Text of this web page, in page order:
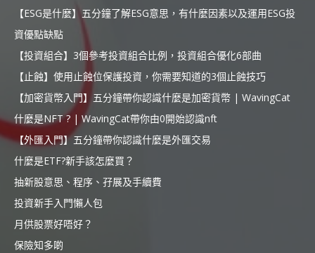
【ESG是什麼】五分鐘了解ESG意思，有什麼因素以及運用ESG投
資優點缺點
【投資組合】3個參考投資組合比例，投資組合優化6部曲
【止蝕】使用止蝕位保護投資，你需要知道的3個止蝕技巧
【加密貨幣入門】五分鐘帶你認識什麼是加密貨幣 | WavingCat
什麼是NFT ? | WavingCat帶你由0開始認識nft
【外匯入門】五分鐘帶你認識什麼是外匯交易
什麼是ETF?新手該怎麼買？
抽新股意思、程序、孖展及手續費
投資新手入門懶人包
月供股票好唔好？
保險知多啲